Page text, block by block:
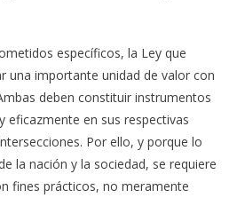
específicos, la Ley que
una importante unidad de valor con
deben constituir instrumentos
eficazmente en sus respectivas
Por ello, y porque lo
la nación y la sociedad, se requiere
fines prácticos, no meramente